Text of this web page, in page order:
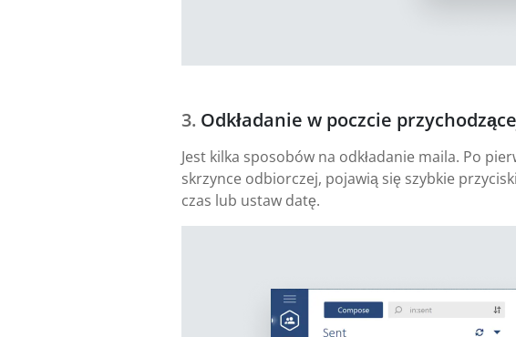
Odkładanie w poczcie
Jest kilka sposobów na odkładanie maila. Po
skrzynce odbiorczej, pojawią się szybkie
czas lub ustaw datę.